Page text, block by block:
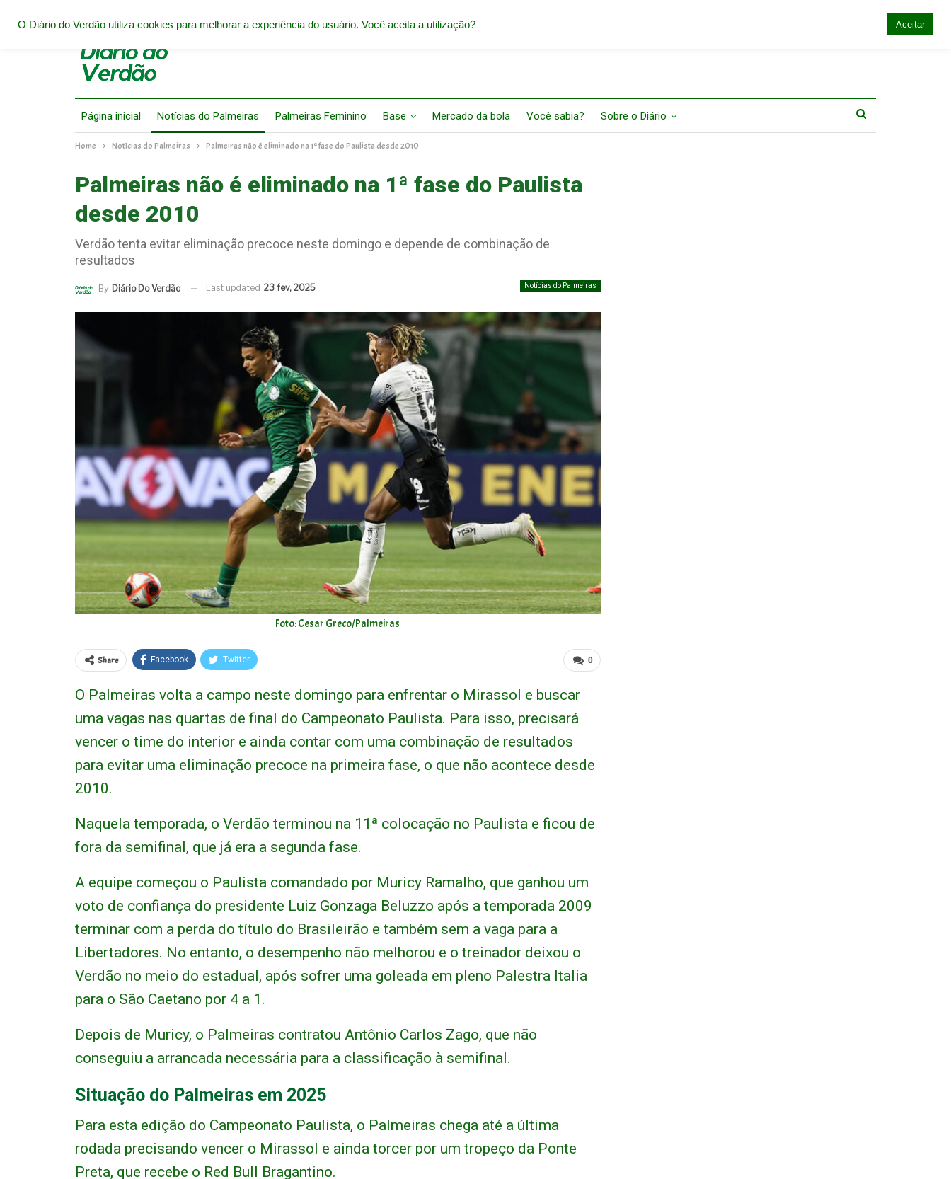
Página inicial Notícias do Palmeiras Palmeiras Feminino Base Mercado da bola Você sabia? Sobre o Diário
Home Notícias do Palmeiras Palmeiras não é eliminado na 1ª fase do Paulista desde 2010
Palmeiras não é eliminado na 1ª fase do Paulista
desde 2010
Verdão tenta evitar eliminação precoce neste domingo e depende de combinação de
resultados
Notícias do Palmeiras
By Diário Do Verdão Last updated 23 fev, 2025
Foto: Cesar Greco/Palmeiras
0
Share Facebook Twitter
O Palmeiras volta a campo neste domingo para enfrentar o Mirassol e buscar
uma vagas nas quartas de final do Campeonato Paulista. Para isso, precisará
vencer o time do interior e ainda contar com uma combinação de resultados
para evitar uma eliminação precoce na primeira fase, o que não acontece desde
2010.
Naquela temporada, o Verdão terminou na 11ª colocação no Paulista e ficou de
fora da semifinal, que já era a segunda fase.
A equipe começou o Paulista comandado por Muricy Ramalho, que ganhou um
voto de confiança do presidente Luiz Gonzaga Beluzzo após a temporada 2009
terminar com a perda do título do Brasileirão e também sem a vaga para a
Libertadores. No entanto, o desempenho não melhorou e o treinador deixou o
Verdão no meio do estadual, após sofrer uma goleada em pleno Palestra Italia
para o São Caetano por 4 a 1.
Depois de Muricy, o Palmeiras contratou Antônio Carlos Zago, que não
conseguiu a arrancada necessária para a classificação à semifinal.
Situação do Palmeiras em 2025
Para esta edição do Campeonato Paulista, o Palmeiras chega até a última
rodada precisando vencer o Mirassol e ainda torcer por um tropeço da Ponte
Preta, que recebe o Red Bull Bragantino.
O Diário do Verdão utiliza cookies para melhorar a experiência do usuário. Você aceita a utilização? Aceitar